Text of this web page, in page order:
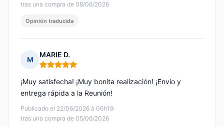
tras una compra de 08/06/2026
Opinión traducida
M
MARIE D.
Nota: 5 de 5
Publicado el 22/06/2026 à 06h19
tras una compra de 05/06/2026
¡Muy satisfecha! ¡Muy bonita realización! ¡Envío y
entrega rápida a la Reunión!